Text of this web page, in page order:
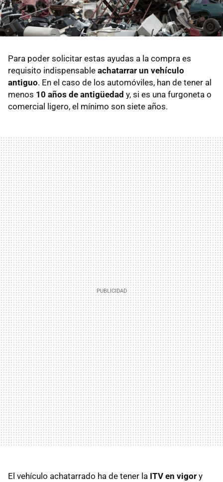
Para poder solicitar estas ayudas a la compra es
requisito indispensable achatarrar un vehículo
antiguo. En el caso de los automóviles, han de tener al
menos 10 años de antigüedad y, si es una furgoneta o
comercial ligero, el mínimo son siete años.
El vehículo achatarrado ha de tener la ITV en vigor y